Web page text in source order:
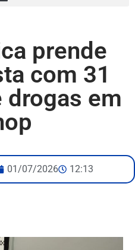
prende
com 31
drogas em
01/07/2026 12:13